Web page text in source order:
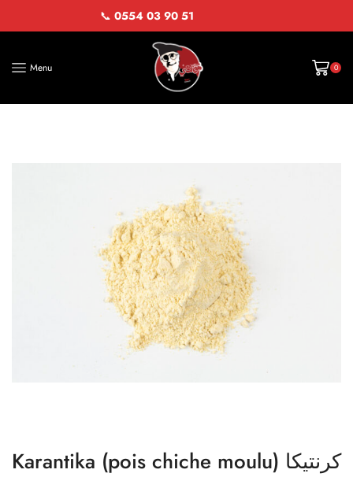
📞 0554 03 90 51
Menu 0
Karantika (pois chiche moulu) كرنتيكا